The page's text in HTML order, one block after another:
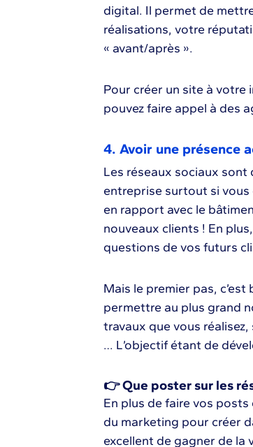
digital. Il permet de
réalisations, votre
« avant/après ».
Pour créer un site à
pouvez faire appel à des
4. Avoir une présence
Les réseaux sociaux
entreprise surtout si
en rapport avec le
nouveaux clients ! En
questions de vos futurs
Mais le premier pas,
permettre au plus grand
travaux que vous
… L’objectif étant de
👉 Que poster sur les
En plus de faire vos
du marketing pour créer
excellent de gagner de la